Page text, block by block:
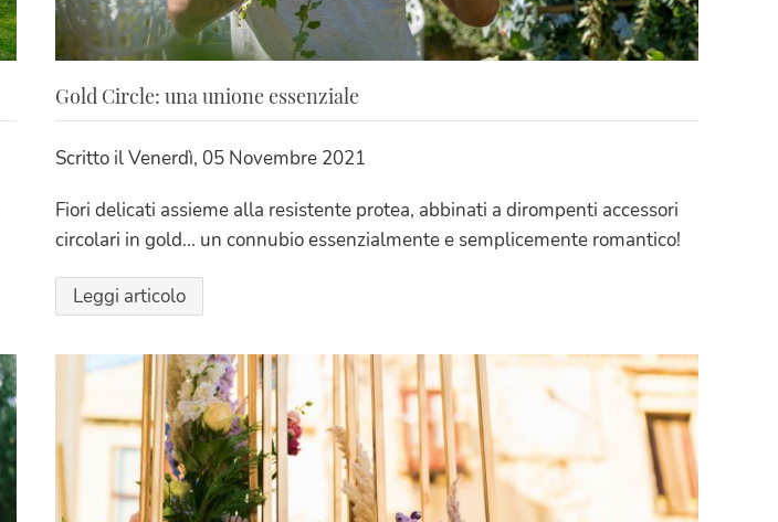
Gold Circle: una unione essenziale
Scritto ilVenerdì, 05 Novembre 2021
Fiori delicati assieme alla resistente protea, abbinati a dirompenti accessori
circolari in gold... un connubio essenzialmente e semplicemente romantico!
Leggi articolo